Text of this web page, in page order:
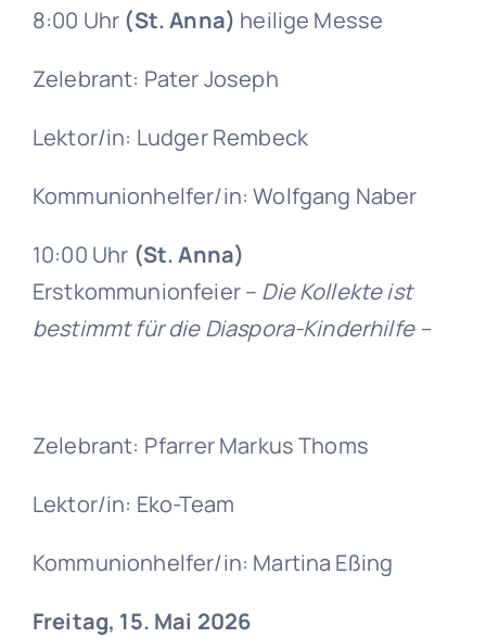
8:00 Uhr (St. Anna) heilige Messe
Zelebrant: Pater Joseph
Lektor/in: Ludger Rembeck
Kommunionhelfer/in: Wolfgang Naber
10:00 Uhr (St. Anna)
Erstkommunionfeier – Die Kollekte ist
bestimmt für die Diaspora-Kinderhilfe –
Zelebrant: Pfarrer Markus Thoms
Lektor/in: Eko-Team
Kommunionhelfer/in: Martina Eßing
Freitag, 15. Mai 2026